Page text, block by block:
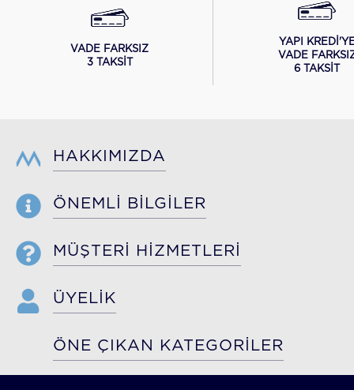
VADE FARKSIZ
3 TAKSİT
YAPI
VADE
6 TAKSİT
HAKKIMIZDA
ÖNEMLİ BİLGİLER
MÜŞTERİ HİZMETLERİ
ÜYELİK
ÖNE ÇIKAN KATEGORİLER